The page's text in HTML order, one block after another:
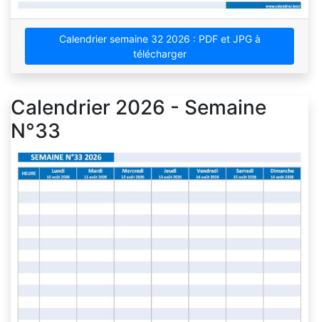
Calendrier semaine 32 2026 : PDF et JPG à
télécharger
Calendrier 2026 - Semaine
N°33